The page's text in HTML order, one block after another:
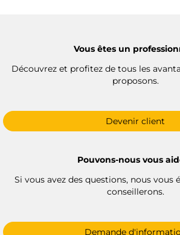
Vous êtes un
Découvrez et profitez de tous les
proposons.
Devenir client
Pouvons-nous vous
Si vous avez des questions, nous vous
conseillerons.
Demande